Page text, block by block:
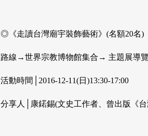
◎《走讀台灣廟宇裝飾藝術》(名額20名)
路線→世界宗教博物館集合→ 主題展導
活動時間│2016-12-11(日)13:30-17:00
分享人│康鍩錫(文史工作者、曾出版《